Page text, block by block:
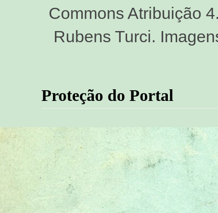
Commons Atribuição
Rubens Turci.
Proteção do Portal